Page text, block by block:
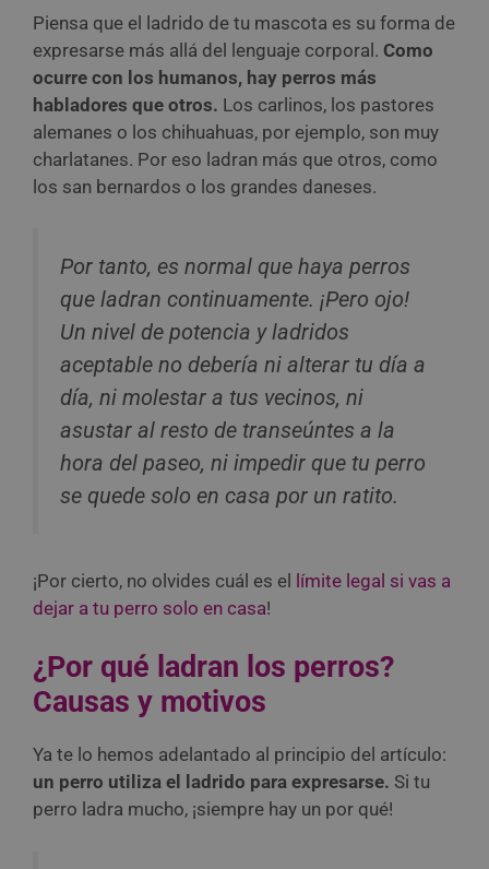
Piensa que el ladrido de tu mascota es su forma de
expresarse más allá del lenguaje corporal. Como
ocurre con los humanos, hay perros más
habladores que otros. Los carlinos, los pastores
alemanes o los chihuahuas, por ejemplo, son muy
charlatanes. Por eso ladran más que otros, como
los san bernardos o los grandes daneses.
Por tanto, es normal que haya perros
que ladran continuamente. ¡Pero ojo!
Un nivel de potencia y ladridos
aceptable no debería ni alterar tu día a
día, ni molestar a tus vecinos, ni
asustar al resto de transeúntes a la
hora del paseo, ni impedir que tu perro
se quede solo en casa por un ratito.
¡Por cierto, no olvides cuál es el límite legal si vas a
dejar a tu perro solo en casa!
¿Por qué ladran los perros?
Causas y motivos
Ya te lo hemos adelantado al principio del artículo:
un perro utiliza el ladrido para expresarse. Si tu
perro ladra mucho, ¡siempre hay un por qué!